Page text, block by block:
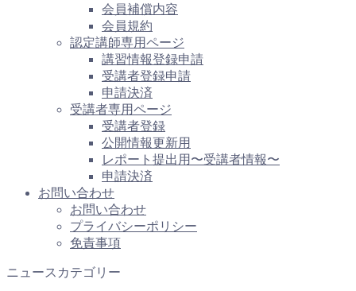
会員補償内容
会員規約
認定講師専用ページ
講習情報登録申請
受講者登録申請
申請決済
受講者専用ページ
受講者登録
公開情報更新用
レポート提出用〜受講者情報〜
申請決済
お問い合わせ
お問い合わせ
プライバシーポリシー
免責事項
ニュースカテゴリー